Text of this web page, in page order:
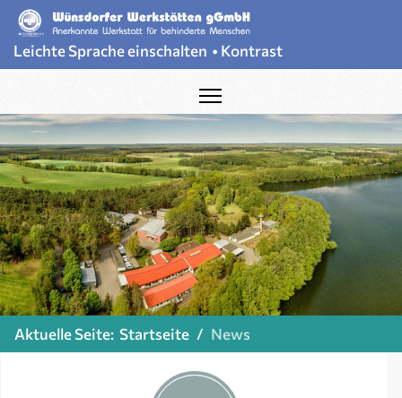
Leichte Sprache einschalten • Kontrast
Aktuelle Seite: Startseite News